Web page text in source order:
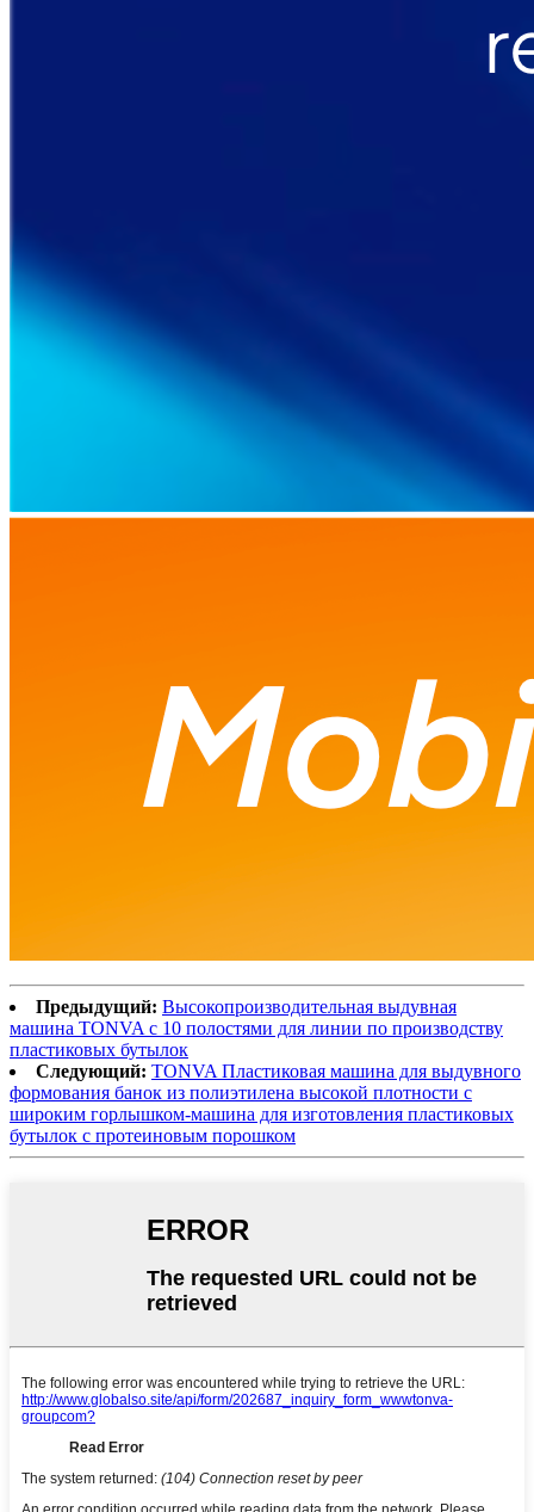
Предыдущий: Высокопроизводительная выдувная
машина TONVA с 10 полостями для линии по производству
пластиковых бутылок
Следующий: TONVA Пластиковая машина для выдувного
формования банок из полиэтилена высокой плотности с
широким горлышком-машина для изготовления пластиковых
бутылок с протеиновым порошком